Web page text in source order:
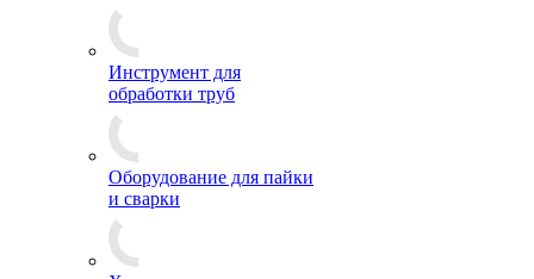
Инструмент для
обработки труб
Оборудование для пайки
и сварки